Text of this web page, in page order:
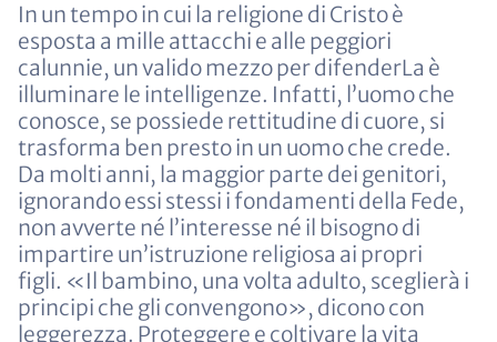
In un tempo in cui la religione di Cristo è
esposta a mille attacchi e alle peggiori
calunnie, un valido mezzo per difenderLa è
illuminare le intelligenze. Infatti, l’uomo che
conosce, se possiede rettitudine di cuore, si
trasforma ben presto in un uomo che crede.
Da molti anni, la maggior parte dei genitori,
ignorando essi stessi i fondamenti della Fede,
non avverte né l’interesse né il bisogno di
impartire un’istruzione religiosa ai propri
figli. «Il bambino, una volta adulto, sceglierà i
principi che gli convengono», dicono con
leggerezza. Proteggere e coltivare la vita